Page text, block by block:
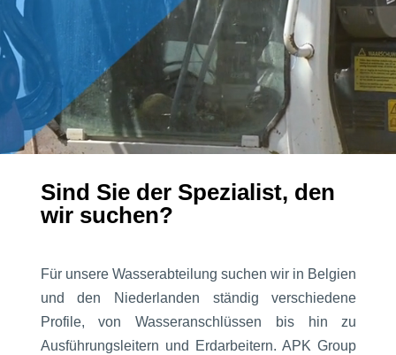
Sind Sie der Spezialist, den
wir suchen?
Für unsere Wasserabteilung suchen wir in Belgien
und den Niederlanden ständig verschiedene
Profile, von Wasseranschlüssen bis hin zu
Ausführungsleitern und Erdarbeitern. APK Group